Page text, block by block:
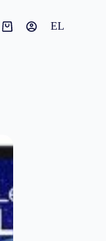
Καλάθι
EL